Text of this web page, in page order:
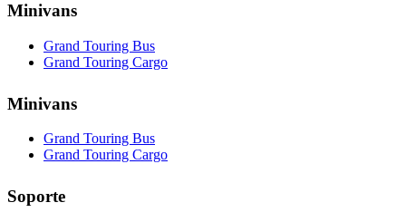
Minivans
Grand Touring Bus
Grand Touring Cargo
Minivans
Grand Touring Bus
Grand Touring Cargo
Soporte